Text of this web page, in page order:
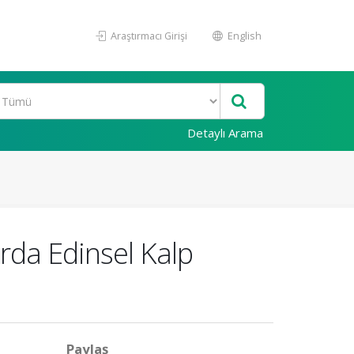
Araştırmacı Girişi English
Detaylı Arama
Edinsel Kalp
Paylaş